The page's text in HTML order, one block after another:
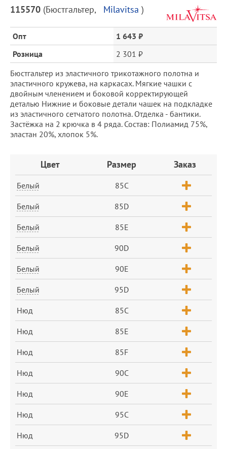
Описание
товара
и
цена
115570 (Бюстгальтер, Milavitsa )
Опт
1 643 ₽
Розница
2 301 ₽
Бюстгальтер из эластичного трикотажного полотна и
эластичного кружева, на каркасах. Мягкие чашки с
двойным членением и боковой корректирующей
деталью Нижние и боковые детали чашек на подкладке
из эластичного сетчатого полотна. Отделка - бантики.
Застёжка на 2 крючка в 4 ряда. Состав: Полиамид 75%,
эластан 20%, хлопок 5%.
ЗаказЦвет Размер Заказ
Белый 85C
Белый 85D
Белый 85E
Белый 90D
Белый 90E
Белый 95D
Нюд 85C
Нюд 85E
Нюд 85F
Нюд 90C
Нюд 90E
Нюд 95C
Нюд 95D